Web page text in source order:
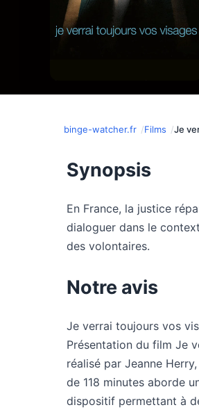
binge-watcher.fr Films Je
Synopsis
En France, la justice
dialoguer dans le
des volontaires.
Notre avis
Je verrai toujours vos
Présentation du film Je
réalisé par Jeanne
de 118 minutes aborde
dispositif permettant à